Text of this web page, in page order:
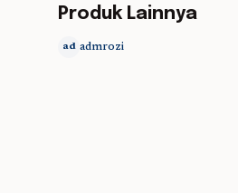
Produk Lainnya
ad admrozi